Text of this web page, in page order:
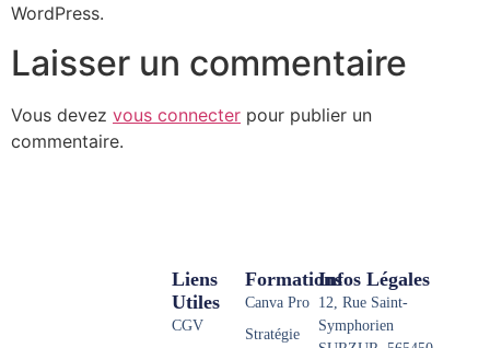
WordPress.
Laisser un commentaire
Vous devez vous connecter pour publier un
commentaire.
Formations
Canva Pro
Stratégie
Liens
Utiles
CGV
Infos Légales
12, Rue Saint-
Symphorien